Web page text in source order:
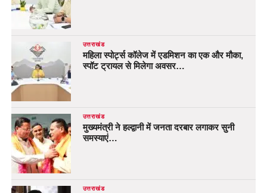
उत्तराखंड
महिला स्पोर्ट्स कॉलेज में एडमिशन का एक और मौका,
स्पॉट ट्रायल से मिलेगा अवसर…
उत्तराखंड
मुख्यमंत्री ने हल्द्वानी में जनता दरबार लगाकर सुनी
समस्याएं…
उत्तराखंड